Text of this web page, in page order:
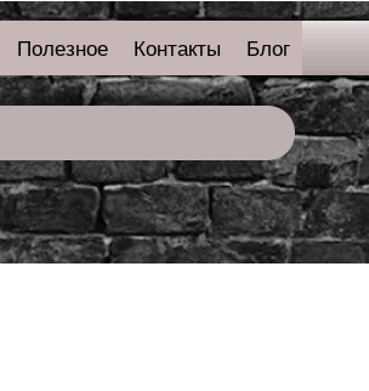
Полезное Контакты Блог